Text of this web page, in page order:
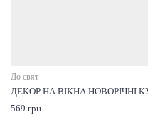
До свят
ДЕКОР НА ВІКНА НОВОРІЧНІ
569 грн